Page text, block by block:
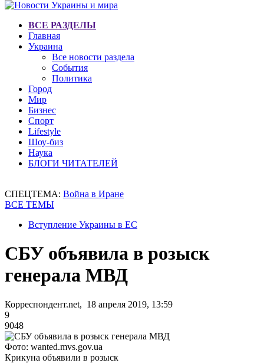
ВСЕ РАЗДЕЛЫ
Главная
Украина
Все новости раздела
События
Политика
Город
Мир
Бизнес
Спорт
Lifestyle
Шоу-биз
Наука
БЛОГИ ЧИТАТЕЛЕЙ
СПЕЦТЕМА: Война в Иране
ВСЕ ТЕМЫ
Вступление Украины в ЕС
СБУ объявила в розыск
генерала МВД
Корреспондент.net, 18 апреля 2019, 13:59
9
9048
Фото: wanted.mvs.gov.ua
Крикуна объявили в розыск